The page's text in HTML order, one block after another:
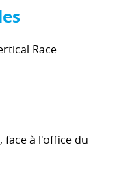
Race
à l'office du